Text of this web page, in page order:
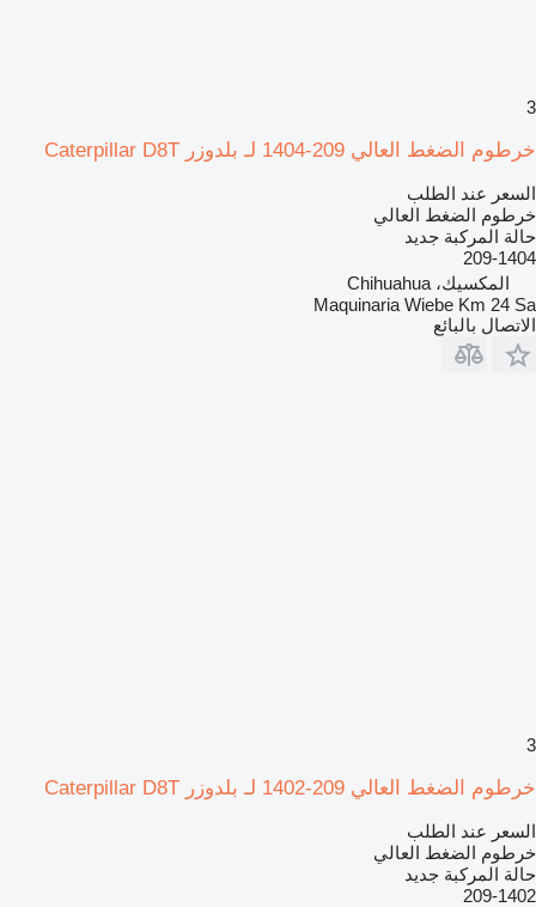
3
خرطوم الضغط العالي 209-1404 لـ بلدوزر Caterpillar D8T
السعر عند الطلب
خرطوم الضغط العالي
حالة المركبة جديد
209-1404
المكسيك، Chihuahua
Maquinaria Wiebe Km 24 Sa
الاتصال بالبائع
3
خرطوم الضغط العالي 209-1402 لـ بلدوزر Caterpillar D8T
السعر عند الطلب
خرطوم الضغط العالي
حالة المركبة جديد
209-1402